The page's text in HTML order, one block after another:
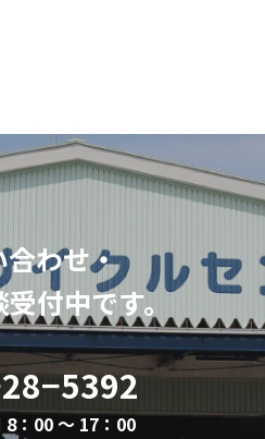
わせ・
付中です。
：00 〜 17：00